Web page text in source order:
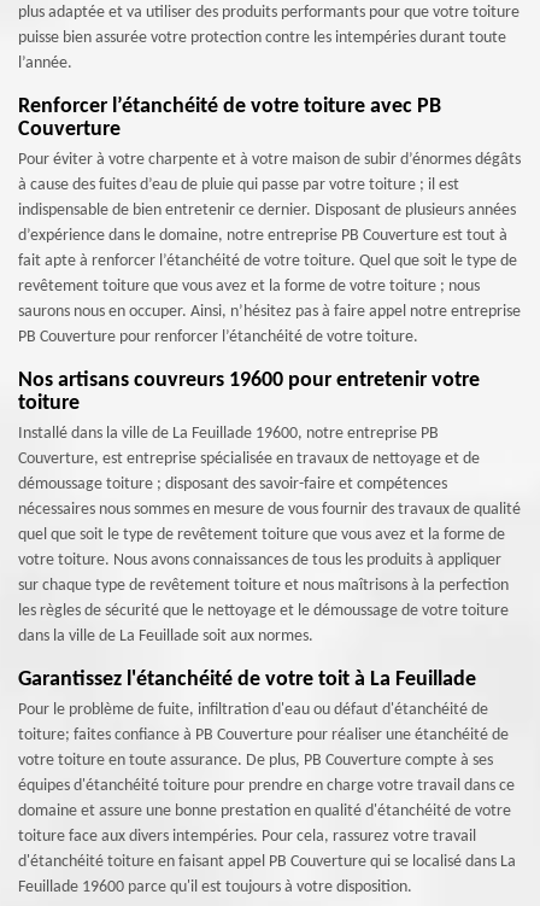
plus adaptée et va utiliser des produits performants pour que votre toiture
puisse bien assurée votre protection contre les intempéries durant toute
l’année.
Renforcer l’étanchéité de votre toiture avec PB
Couverture
Pour éviter à votre charpente et à votre maison de subir d’énormes dégâts
à cause des fuites d’eau de pluie qui passe par votre toiture ; il est
indispensable de bien entretenir ce dernier. Disposant de plusieurs années
d’expérience dans le domaine, notre entreprise PB Couverture est tout à
fait apte à renforcer l’étanchéité de votre toiture. Quel que soit le type de
revêtement toiture que vous avez et la forme de votre toiture ; nous
saurons nous en occuper. Ainsi, n’hésitez pas à faire appel notre entreprise
PB Couverture pour renforcer l’étanchéité de votre toiture.
Nos artisans couvreurs 19600 pour entretenir votre
toiture
Installé dans la ville de La Feuillade 19600, notre entreprise PB
Couverture, est entreprise spécialisée en travaux de nettoyage et de
démoussage toiture ; disposant des savoir-faire et compétences
nécessaires nous sommes en mesure de vous fournir des travaux de qualité
quel que soit le type de revêtement toiture que vous avez et la forme de
votre toiture. Nous avons connaissances de tous les produits à appliquer
sur chaque type de revêtement toiture et nous maîtrisons à la perfection
les règles de sécurité que le nettoyage et le démoussage de votre toiture
dans la ville de La Feuillade soit aux normes.
Garantissez l'étanchéité de votre toit à La Feuillade
Pour le problème de fuite, infiltration d'eau ou défaut d'étanchéité de
toiture; faites confiance à PB Couverture pour réaliser une étanchéité de
votre toiture en toute assurance. De plus, PB Couverture compte à ses
équipes d'étanchéité toiture pour prendre en charge votre travail dans ce
domaine et assure une bonne prestation en qualité d'étanchéité de votre
toiture face aux divers intempéries. Pour cela, rassurez votre travail
d'étanchéité toiture en faisant appel PB Couverture qui se localisé dans La
Feuillade 19600 parce qu'il est toujours à votre disposition.